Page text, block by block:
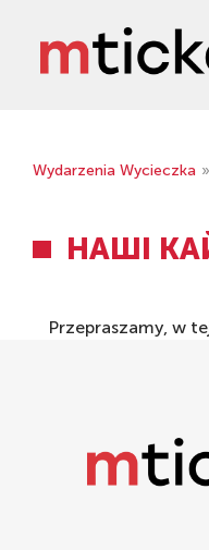
Wydarzenia Wycieczka »
НАШІ
Przepraszamy, w